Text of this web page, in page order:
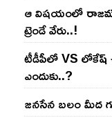
ఆ విష‌యంలో
ట్రెండే వేరు..!
టీడీపీలో VS లోకేష్
ఎందుకు..?
జ‌న‌సేన బ‌లం మీద